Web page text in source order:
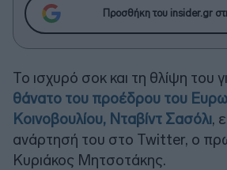
Προσθήκη του insider.gr
Το ισχυρό σοκ και τη θλίψη του
θάνατο του προέδρου του
Κοινοβουλίου, Νταβίντ Σασόλι,
ανάρτησή του στο Twitter, ο
Κυριάκος Μητσοτάκης.